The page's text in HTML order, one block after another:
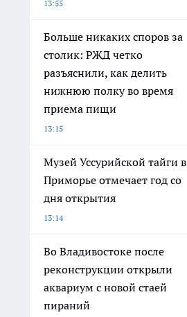
13:55
Больше никаких споров за
столик: РЖД четко
разъяснили, как делить
нижнюю полку во время
приема пищи
13:15
Музей Уссурийской тайги в
Приморье отмечает год со
дня открытия
13:14
Во Владивостоке после
реконструкции открыли
аквариум с новой стаей
пираний